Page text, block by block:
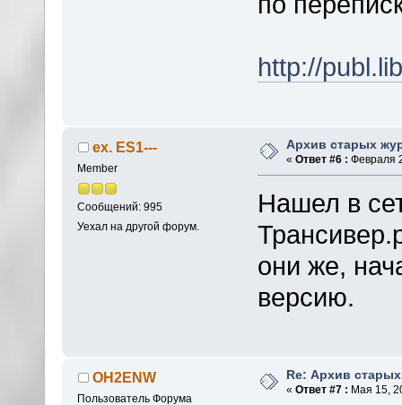
http://
ex. ES1---
Member
Сообщений: 995
Уехал на другой форум.
Архив старых
«Ответ #6 : Февраля
Нашел в
они же,
версию.
OH2ENW
Пользователь Форума
Re: Архив
«Ответ #7 : Мая 15,